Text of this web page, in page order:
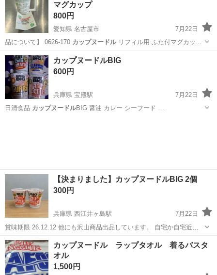
マグカップ
800円
愛知県 名古屋市
7月22日
品について】 0626-170 カップヌードルリフィル用 ふた付マグカップ
…愛知 名古屋市 食器
カップヌードルBIG
600円
兵庫県 宝殿駅
7月22日
日清食品 カップヌードルBIG 醤油 カレー シーフード …
【決まりました】カップヌードルBIG 2個
300円
兵庫県 西江井ヶ島駅
7月22日
賞味期限 26.12.12 他にも沢山商品出品しています。 自宅か自宅近く
まで引き取りに 来ていただける方、 プロフィールを確認頂き メッセ
ージをお願いいたします🧸
兵庫 明石市 西江井ヶ島駅
カップヌードル ラップタオル 着るバスタ
オル
1,500円